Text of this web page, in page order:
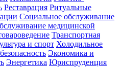
Реставрация Ритуальные
Социальное обслуживание
медицинской
Транспортная
и спорт Холодильное
Экономика и
Энергетика Юриспруденция